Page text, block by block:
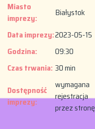
Miasto
imprezy:
Białystok
Data imprezy:2023-05-15
Godzina:
09:30
Czas trwania: 30 min
Dostępność
imprezy:
wymagana
rejestracja
przez stronę